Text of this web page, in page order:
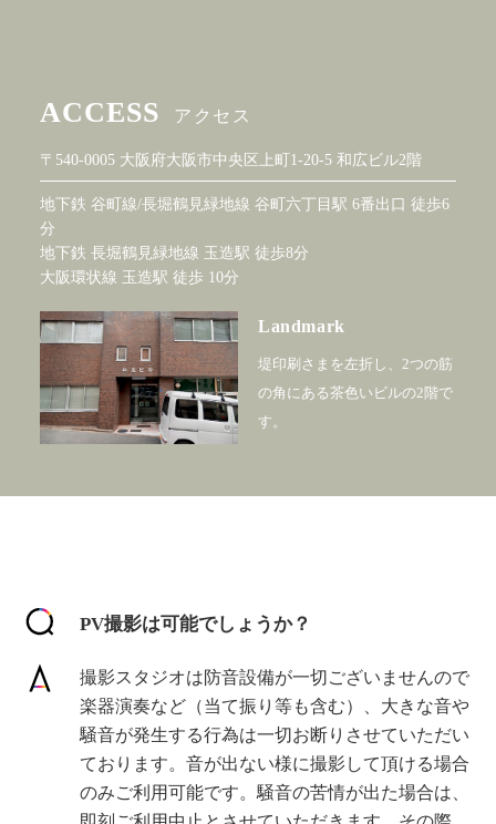
ACCESS アクセス
〒540-0005 大阪府大阪市中央区上町1-20-5 和広ビル2階
地下鉄 谷町線/長堀鶴見緑地線 谷町六丁目駅 6番出口 徒歩6
分
地下鉄 長堀鶴見緑地線 玉造駅 徒歩8分
大阪環状線 玉造駅 徒歩 10分
Landmark
堤印刷さまを左折し、2つの筋
の角にある茶色いビルの2階で
す。
PV撮影は可能でしょうか？
撮影スタジオは防音設備が一切ございませんので
楽器演奏など（当て振り等も含む）、大きな音や
騒音が発生する行為は一切お断りさせていただい
ております。音が出ない様に撮影して頂ける場合
のみご利用可能です。騒音の苦情が出た場合は、